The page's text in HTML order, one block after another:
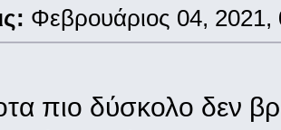
Φεβρουάριος 04,
πιο δύσκολο δεν